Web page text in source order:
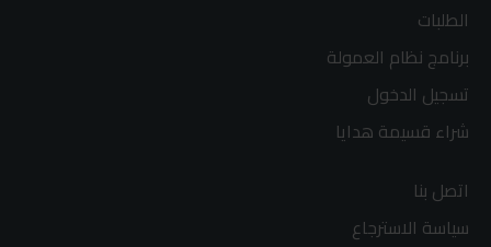
الطلبات
برنامج نظام العمولة
تسجيل الدخول
شراء قسيمة هدايا
اتصل بنا
سياسة الاسترجاع